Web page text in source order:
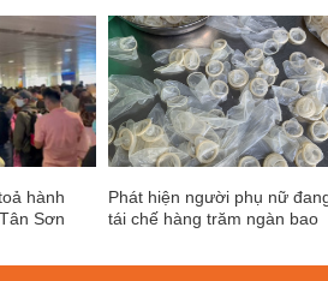
hành
Sơn
Phát hiện người phụ nữ
tái chế hàng trăm ngàn bao